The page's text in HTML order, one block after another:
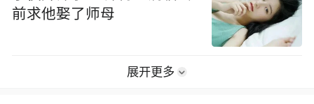
前求他娶了师母
展开更多